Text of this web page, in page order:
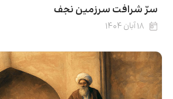
سرّ شرافت سرزمین نجف
۱۸ آبان ۱۴۰۴